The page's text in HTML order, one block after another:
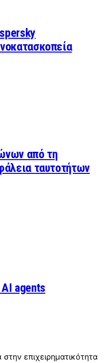
από τη
ταυτοτήτων
agents
επιχειρηματικότητα